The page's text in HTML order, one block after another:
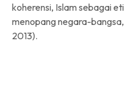
koherensi, Islam sebagai
menopang negara-
2013).